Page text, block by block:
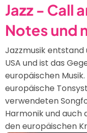
Jazz - Call
Notes und
Jazzmusik entstand
USA und ist das
europäischen
europäische
verwendeten
Harmonik und auch
den europäischen